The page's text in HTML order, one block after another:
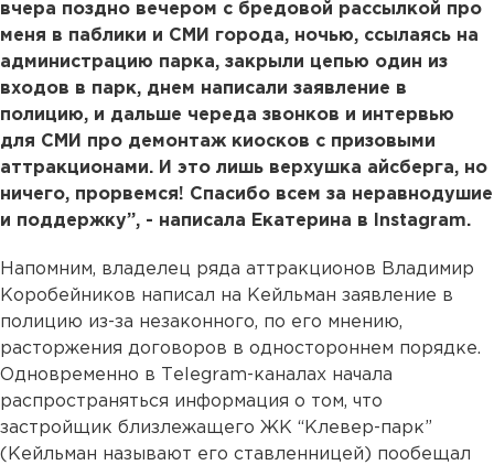
вчера поздно вечером с бредовой рассылкой про
меня в паблики и СМИ города, ночью, ссылаясь на
администрацию парка, закрыли цепью один из
входов в парк, днем написали заявление в
полицию, и дальше череда звонков и интервью
для СМИ про демонтаж киосков с призовыми
аттракционами. И это лишь верхушка айсберга, но
ничего, прорвемся! Спасибо всем за неравнодушие
и поддержку”, - написала Екатерина в Instagram.
Напомним, владелец ряда аттракционов Владимир
Коробейников написал на Кейльман заявление в
полицию из-за незаконного, по его мнению,
расторжения договоров в одностороннем порядке.
Одновременно в Тelegram-каналах начала
распространяться информация о том, что
застройщик близлежащего ЖК “Клевер-парк”
(Кейльман называют его ставленницей) пообещал